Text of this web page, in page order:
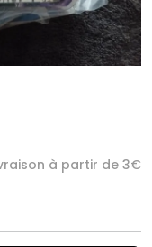
à partir de 3€